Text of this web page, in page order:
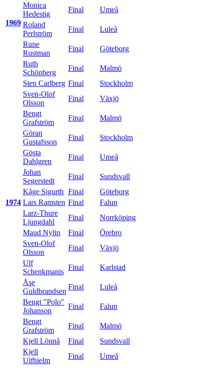
1969
Monica
Hedestig
Final
Umeå
Roland
Perlström
Final
Luleå
Rune
Rustman
Final
Göteborg
Ruth
Schönberg
Final
Malmö
Sten Carlberg Final
Stockholm
Sven-Olof
Olsson
Final Växjö
1974
Bengt
Grafström
Final
Malmö
Göran
Gustafsson
Final
Stockholm
Gösta
Dahlgren
Final
Umeå
Johan
Segerstedt
Final
Sundsvall
Kåge Sigurth Final
Göteborg
Lars Ramsten Final
Falun
Larz-Thure
Ljungdahl
Final
Norrköping
Maud Nylin
Final
Örebro
Sven-Olof
Olsson
Final
Växjö
Ulf
Schenkmanis
Final
Karlstad
Åse
Guldbrandsen
Final
Luleå
Bengt "Polo"
Johanson
Final
Falun
Bengt
Grafström
Final
Malmö
Kjell Lönnå
Final
Sundsvall
Kjell
Ulfhielm
Final
Umeå